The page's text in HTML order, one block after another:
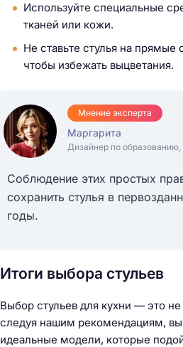
Используйте специальные
тканей или кожи.
Не ставьте стулья на прямые
чтобы избежать выцветания.
Мнение эксперта
Маргарита
Дизайнер по
Соблюдение этих простых
сохранить стулья в
годы.
Итоги выбора стульев
Выбор стульев для кухни — это не
следуя нашим рекомендациям,
идеальные модели, которые